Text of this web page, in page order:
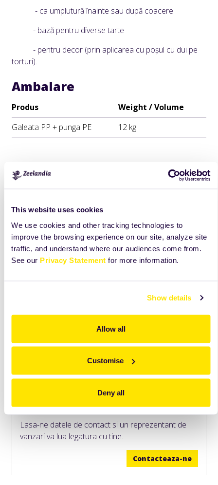
This website uses cookies
We use cookies and other tracking technologies to
improve the browsing experience on our site, analyze site
traffic, and understand where our audiences come from.
See our Privacy Statement for more information.
Show details
Allow all
Customise
Deny all
- ca umplutură înainte sau după coacere
- bază pentru diverse tarte
- pentru decor (prin aplicarea cu poșul cu dui pe
torturi).
Ambalare
Produs
Weight / Volume
Galeata PP + punga PE
12 kg
Lasa-ne datele de contact si un reprezentant de
vanzari va lua legatura cu tine.
Contacteaza-ne